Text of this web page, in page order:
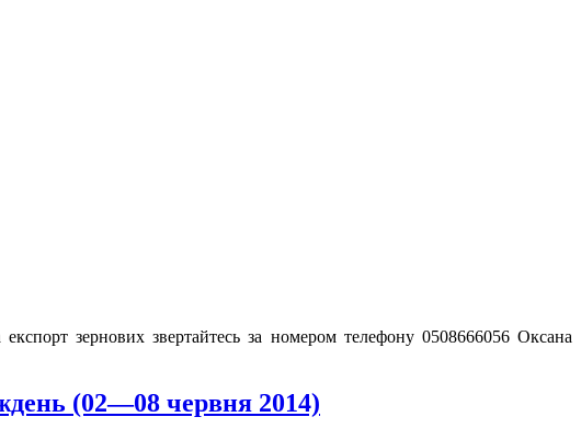
зернових звертайтесь за номером телефону 0508666056 Оксана
(02—08 червня 2014)